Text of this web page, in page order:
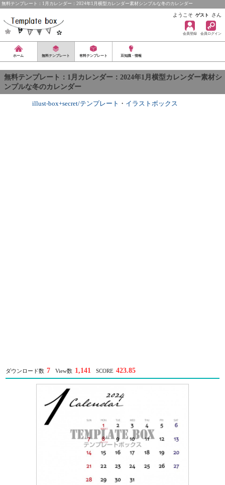
無料テンプレート：1月カレンダー：2024年1月横型カレンダー素材シンプルな冬のカレンダー
ようこそ ゲスト さん
会員登録 会員ログイン
ホーム 無料テンプレート 有料テンプレート 豆知識・情報
無料テンプレート：1月カレンダー：2024年1月横型カレンダー素材シ
ンプルな冬のカレンダー
illust-box+secret/テンプレート ・ イラストボックス
ダウンロード数 7 View数 1,141 SCORE 423.85